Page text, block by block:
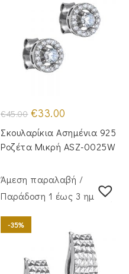
€45.00 Original
price
was:
€45.00.
€33.00
τιμή
είναι:
€33.00.
Σκουλαρίκια Ασημένια 925
Ροζέτα Μικρή ASZ-0025W
Άμεση παραλαβή /
Παράδoση 1 έως 3 ημέρες
-35%